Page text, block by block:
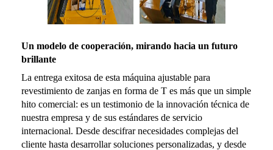
Un modelo de cooperación, mirando hacia un futuro
brillante
La entrega exitosa de esta máquina ajustable para
revestimiento de zanjas en forma de T es más que un simple
hito comercial: es un testimonio de la innovación técnica de
nuestra empresa y de sus estándares de servicio
internacional. Desde descifrar necesidades complejas del
cliente hasta desarrollar soluciones personalizadas, y desde